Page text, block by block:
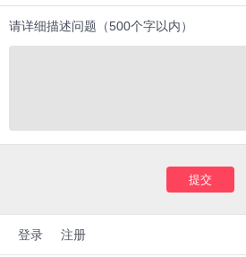
请详细描述问题（500个字以内）
提交
登录 注册